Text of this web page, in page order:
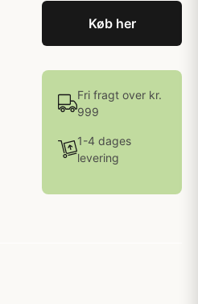
Køb her
Fri fragt over kr.
999
1-4 dages
levering